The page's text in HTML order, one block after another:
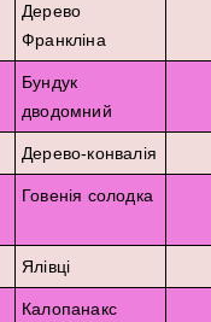
Дерево
Франкліна
Бундук
дводомний
Дерево-конвалія
Говенія солодка
Ялівці
Калопанакс